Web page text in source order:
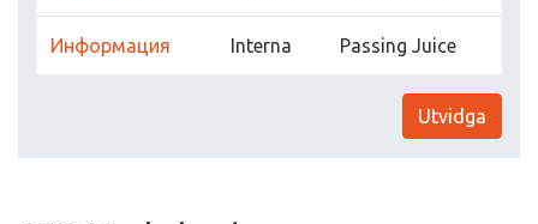
Информация Interna Passing Juice
Utvidga